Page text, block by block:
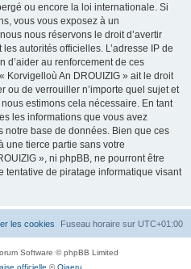
ou encore la loi internationale. Si
vous vous exposez à un
nous réservons le droit d’avertir
autorités officielles. L’adresse IP de
d’aider au renforcement de ces
Korvigelloù An DROUIZIG » ait le droit
ou de verrouiller n’importe quel sujet et
estimons cela nécessaire. En tant
les informations que vous avez
base de données. Bien que ces
une tierce partie sans votre
», ni phpBB, ne pourront être
tentative de piratage informatique visant
Fuseau horaire sur UTC+01:00
les cookies
Software © phpBB Limited
officielle ©Qiaeru